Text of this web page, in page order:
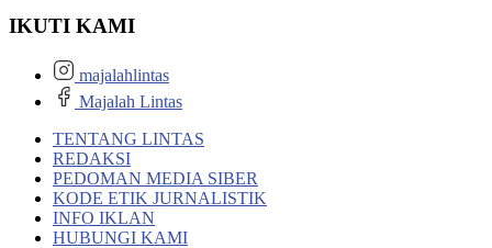
IKUTI KAMI
majalahlintas
Majalah Lintas
TENTANG LINTAS
REDAKSI
PEDOMAN MEDIA SIBER
KODE ETIK JURNALISTIK
INFO IKLAN
HUBUNGI KAMI